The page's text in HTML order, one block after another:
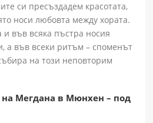
си пресъздадем красотата,
носи любовта между хората.
и във всяка пъстра носия
а във всеки ритъм – споменът
на този неповторим
Мегдана в Мюнхен – под